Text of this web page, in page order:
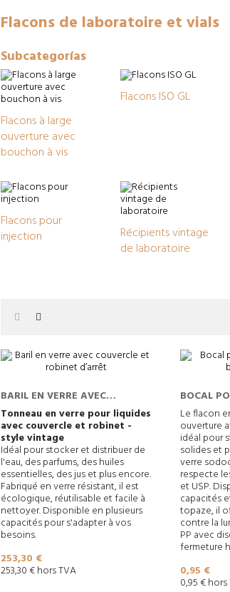
Flacons de laboratoire et vials
Subcategorías
Flacons à large
ouverture avec
bouchon à vis
Flacons ISO GL
Flacons pour
injection
Récipients vintage
de laboratoire
BARIL EN VERRE AVEC
COUVERCLE ET ROBINET
D’ARRÊT
Tonneau en verre pour liquides
avec couvercle et robinet -
style vintage
Idéal pour stocker et distribuer de
l'eau, des parfums, des huiles
essentielles, des jus et plus encore.
Fabriqué en verre résistant, il est
écologique, réutilisable et facile à
nettoyer. Disponible en plusieurs
capacités pour s'adapter à vos
besoins.
Prix
253,30 €
253,30 € hors TVA
BOCAL
AVEC
Le flacon
ouverture
idéal pour
solides et
verre
respecte
et USP.
capacités
topaze, il
contre la
PP avec
fermeture
Prix
0,95 €
0,95 € hors